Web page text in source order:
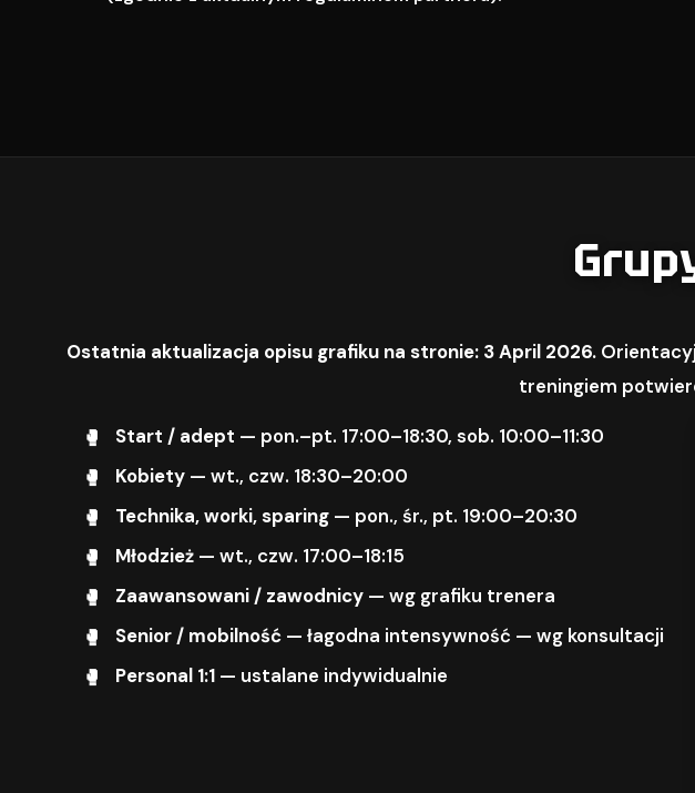
Ostatnia aktualizacja opisu grafiku na stronie: 3 April 2026.
treningiem
Start / adept — pon.–pt. 17:00–18:30, sob. 10:00–11:30
Kobiety — wt., czw. 18:30–20:00
Technika, worki, sparing — pon., śr., pt. 19:00–20:30
Młodzież — wt., czw. 17:00–18:15
Zaawansowani / zawodnicy — wg grafiku trenera
Senior / mobilność — łagodna intensywność — wg konsultacji
Personal 1:1 — ustalane indywidualnie